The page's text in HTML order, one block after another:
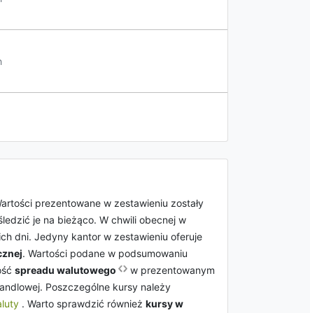
prezentowane w zestawieniu zostały
je na bieżąco. W chwili obecnej w
dni. Jedyny kantor w zestawieniu oferuje
. Wartości podane w podsumowaniu
spreadu walutowego
w prezentowanym
Poszczególne kursy należy
. Warto sprawdzić również kursy w